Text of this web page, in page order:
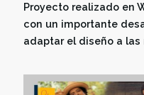
Proyecto realizado en
con un importante
adaptar el diseño a